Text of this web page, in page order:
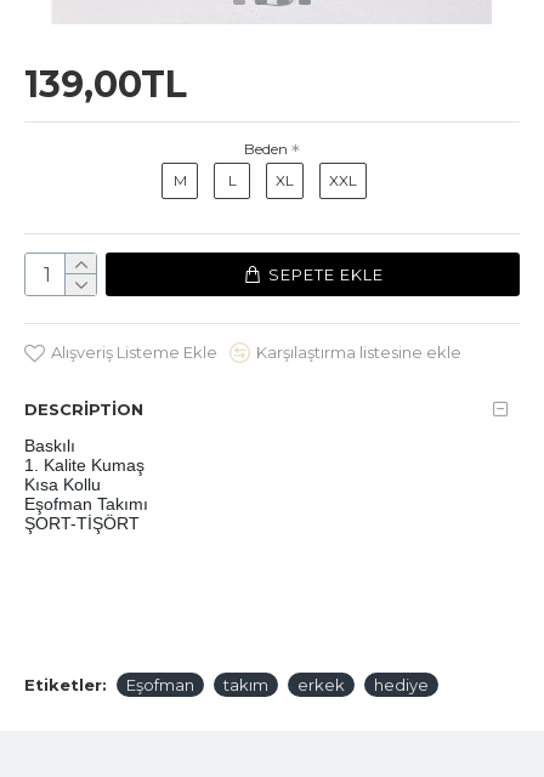
139,00TL
Beden
M
L XL XXL
SEPETE EKLE
Alışveriş Listeme Ekle Karşılaştırma listesine ekle
DESCRIPTION
Baskılı
1. Kalite Kumaş
Kısa Kollu
Eşofman Takımı
ŞORT-TİŞÖRT
Etiketler: Eşofman takım erkek hediye